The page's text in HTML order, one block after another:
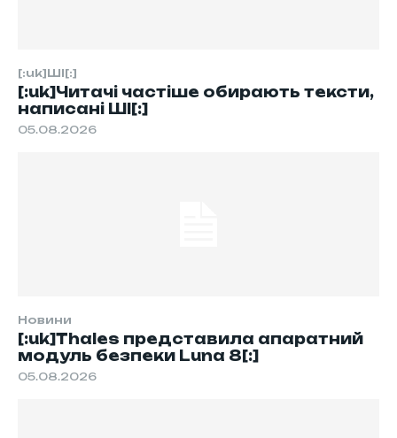
[:uk]ШІ[:]
[:uk]Читачі частіше обирають тексти,
написані ШІ[:]
05.08.2026
Новини
[:uk]Thales представила апаратний
модуль безпеки Luna 8[:]
05.08.2026